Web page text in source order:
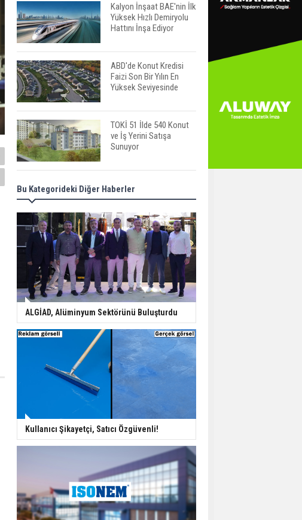
Kalyon İnşaat BAE'nin İlk
Yüksek Hızlı Demiryolu
Hattını İnşa Ediyor
ABD'de Konut Kredisi
Faizi Son Bir Yılın En
Yüksek Seviyesinde
TOKİ 51 İlde 540 Konut
ve İş Yerini Satışa
Sunuyor
Yatırımcıların Bina Tercihi
Değişiyor: Dijital Altyapı
TOKİ'nin Kiralık Sosyal
Konut Modeli Kiraları
Düşürür Mü?
İkinci El Konut Fiyatları
İspanya'da Bir Yılda
Yüzde 16,2 Arttı
Konut Satışları Güçlü
Seyrini Korudu Yabancıya
Satış Geriledi
ABD'de İnşaat
Harcamaları Geriledi
Tercih Döneminde
Barınma Telaşı Başladı
Bu Kategorideki Diğer Haberler
ALGİAD, Alüminyum Sektörünü Buluşturdu
Kullanıcı Şikayetçi, Satıcı Özgüvenli!